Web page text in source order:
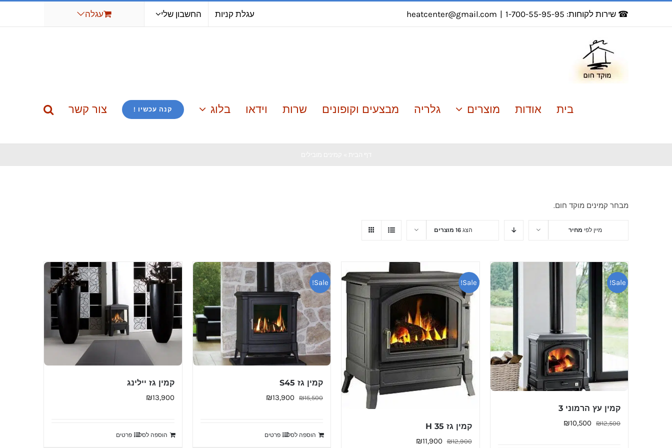
☎ שירות לקוחות: 1-700-55-95-95 |
heatcenter@gmail.com עגלת קניות החשבון שלי עגלה
בית אודות מוצרים גלריה מבצעים וקופונים שרות וידאו בלוג קנה עכשיו ! צור קשר
מבחר קמינים מוקד חום.
מיין לפי מחיר הצג 16 מוצרים
Sale!
קמין עץ הרמוני 3
₪12,500
המחיר₪10,500
Sale!
קמין גז H 35
₪12,900
המחיר₪11,900
Sale!
קמין גז S45
₪15,500
המחיר
₪15,500.
₪13,900
₪13,900.
הוספה לסל פרטים
קמין גז יילינג
₪13,900
הוספה לסל פרטים